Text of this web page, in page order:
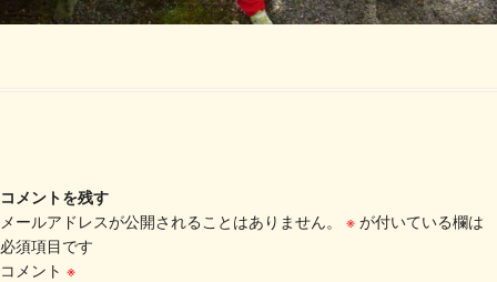
コメントを残す
メールアドレスが公開されることはありません。
※ が付いている欄は
必須項目です
コメント ※